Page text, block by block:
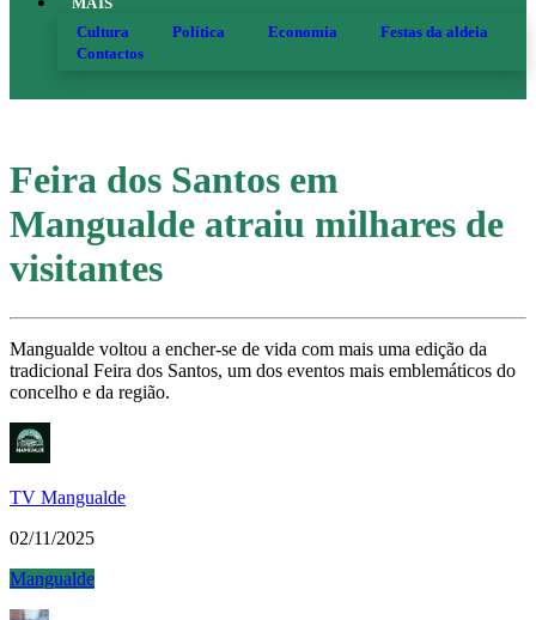
Cultura
Política Economia
Festas da aldeia
Contactos
Feira dos Santos em
Mangualde atraiu milhares de
visitantes
Mangualde voltou a encher-se de vida com mais uma edição da
tradicional Feira dos Santos, um dos eventos mais emblemáticos do
concelho e da região.
TV Mangualde
02/11/2025
Mangualde